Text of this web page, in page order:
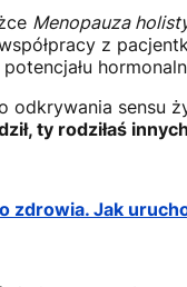
Menopauza
z
odkrywania sensu
ty rodziłaś
zdrowia. Jak